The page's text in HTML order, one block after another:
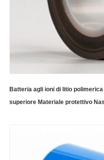
Batteria agli ioni di litio
superiore Materiale protettivo